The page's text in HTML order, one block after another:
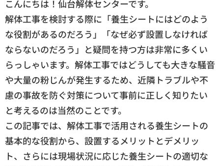
こんにちは！仙台解体センターです。
解体工事を検討する際に「養生シートにはどのよう
な役割があるのだろう」「なぜ必ず設置しなければ
ならないのだろう」と疑問を持つ方は非常に多くい
らっしゃいます。解体工事ではどうしても大きな騒音
や大量の粉じんが発生するため、近隣トラブルや不
慮の事故を防ぐ対策について事前に正しく知りたい
と考えるのは当然のことです。
この記事では、解体工事で活用される養生シートの
基本的な役割から、設置するメリットとデメリッ
ト、さらには現場状況に応じた養生シートの適切な